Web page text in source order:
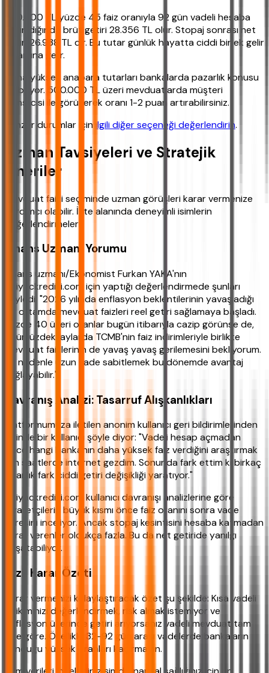
250.000 TL yüzde 45 faiz oranıyla 92 gün vadeli hesaba
yatırıldığında brüt getiri 28.356 TL olur. Stopaj sonrası net
getiri 26.938 TL dir. Bu tutar günlük hayatta ciddi bir ek gelir
anlamına gelir.
Daha yüksek anapara tutarları bankalarda pazarlık konusu
olabiliyor. 500.000 TL üzeri mevduatlarda müşteri
temsilcisi ile görüşerek oranı 1-2 puan artırabilirsiniz.
Benzer durumlar için ilgili diğer seçeneği değerlendirin.
Uzman Tavsiyeleri ve Stratejik
Öneriler
Mevduat faizi seçiminde uzman görüşleri karar vermenize
yardımcı olabilir. İşte alanında deneyimli isimlerin
değerlendirmeleri:
Finans Uzmanı Yorumu
Finans uzmanı/Ekonomist Furkan YAKA'nın
ihtiyackredisi.com için yaptığı değerlendirmede şunları
söyledi: "2026 yılında enflasyon beklentilerinin yavaşladığı
bir ortamda mevduat faizleri reel getiri sağlamaya başladı.
Yüzde 40 üzeri oranlar bugün itibarıyla cazip görünse de,
önümüzdeki aylarda TCMB'nin faiz indirimleriyle birlikte
mevduat faizlerinin de yavaş yavaş gerilemesini bekliyorum.
Bu nedenle uzun vade sabitlemek bu dönemde avantaj
sağlayabilir."
Davranış Analizi: Tasarruf Alışkanlıkları
Platformumuza iletilen anonim kullanıcı geri bildirimlerinden
birinde bir kullanıcı şöyle diyor: "Vadeli hesap açmadan
önce hangi bankanın daha yüksek faiz verdiğini araştırmak
için saatlerce internet gezdim. Sonunda fark ettim ki birkaç
puanlık fark ciddi getiri değişikliği yaratıyor."
ihtiyackredisi.com kullanıcı davranışı analizlerine göre
ziyaretçilerin büyük kısmı önce faiz oranını sonra vade
süresini inceliyor. Ancak stopaj kesintisini hesaba katmadan
karar verenler oldukça fazla. Bu da net getiride yanılgı
yaşatabiliyor.
Hızlı Karar Özeti
Karar vermenizi kolaylaştıracak özet şu şekilde: Kısa vadeli
birikiminizi değerlendirmek, risk almak istemiyor ve
enflasyon üzerinde getiri arıyorsanız vadeli mevduat tam
size göre. Özellikle 32-92 gün arası vadelerde bankaların
sunduğu yüksek oranları kaçırmayın.